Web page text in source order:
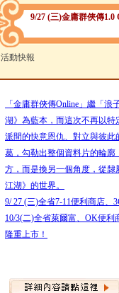
9/27 (三)金庸群俠傳
活動快報
「金庸群俠傳Online」繼「
湖》為藍本，而這次不再以
派間的快意恩仇、對立與彼
葛，勾勒出整個資料片的輪
方，而是換另一個角度，從
江湖》的世界。
9/ 27 (三)全省7-11便利商店、
10/3(二)全省萊爾富、OK便利
隆重上市！